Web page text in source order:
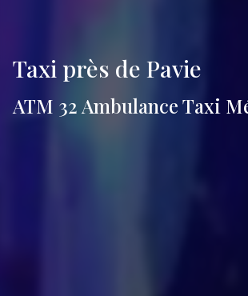
Taxi près de Pavie
ATM 32 Ambulance Taxi